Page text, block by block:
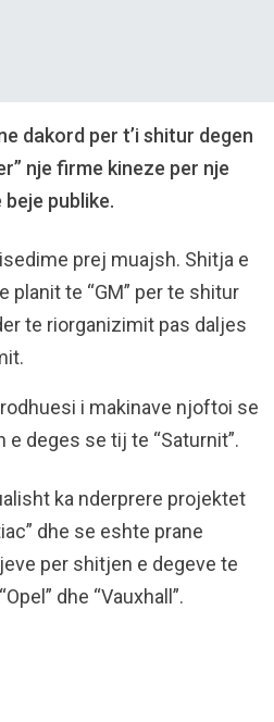
dakord per t’i shitur degen
nje firme kineze per nje
publike.
prej muajsh. Shitja e
planit te “GM” per te shitur
te riorganizimit pas daljes
i makinave njoftoi se
deges se tij te “Saturnit”.
ka nderprere projektet
dhe se eshte prane
per shitjen e degeve te
dhe “Vauxhall”.